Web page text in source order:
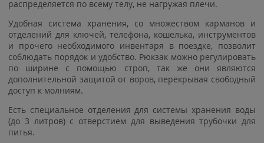
распределяется по всему телу, не нагружая плечи.
Удобная система хранения, со множеством карманов и
отделений для ключей, телефона, кошелька, инструментов
и прочего необходимого инвентаря в поездке, позволит
соблюдать порядок и удобство. Рюкзак можно регулировать
по ширине с помощью строп, так же они являются
дополнительной защитой от воров, перекрывая свободный
доступ к молниям.
Есть специальное отделения для системы хранения воды
(до 3 литров) с отверстием для выведения трубочки для
питья.